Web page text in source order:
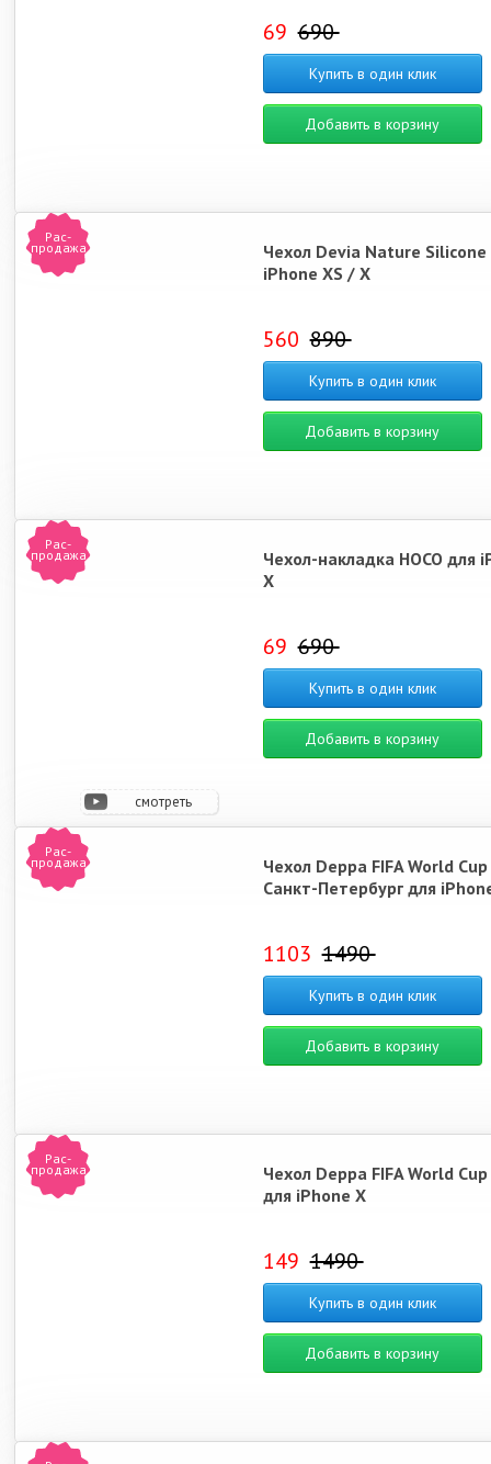
69 690
Купить в один клик
Добавить в корзину
Рас-
продажа
Чехол Devia Nature Silicone
iPhone XS / X
560 890
Купить в один клик
Добавить в корзину
Рас-
продажа
смотреть
видео
Чехол-накладка HOCO для
X
69 690
Купить в один клик
Добавить в корзину
Рас-
продажа
Чехол Deppa FIFA World
Санкт-Петербург для
1103 1490
Купить в один клик
Добавить в корзину
Рас-
продажа
Чехол Deppa FIFA World
для iPhone X
149 1490
Купить в один клик
Добавить в корзину